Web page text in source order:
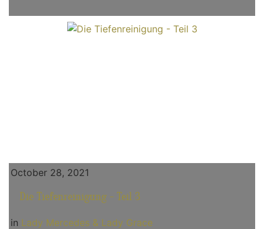
October 28, 2021
Die Tiefenreinigung - Teil 3
in Lady Mercedes & Lady Grace